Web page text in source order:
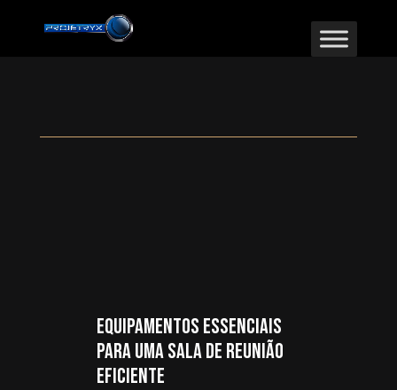
Equipamentos Essenciais
para uma Sala de Reunião
Eficiente